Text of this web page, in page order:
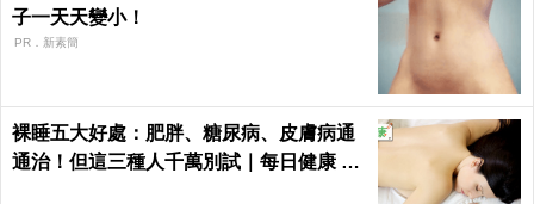
子一天天變小！
PR．新素簡
裸睡五大好處：肥胖、糖尿病、皮膚病通
通治！但這三種人千萬別試｜每日健康 He